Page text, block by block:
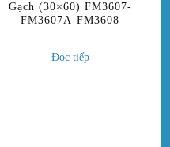
Gạch (30×60) FM3607-
FM3607A-FM3608
Đọc tiếp